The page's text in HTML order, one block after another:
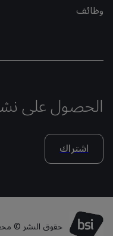
وظائف
الحصول على
اشتراك
حقوق النشر ©